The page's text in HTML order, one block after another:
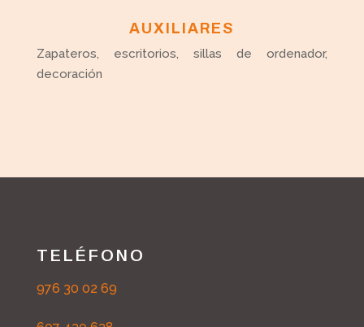
AUXILIARES
Zapateros, escritorios, sillas de ordenador,
decoración
TELÉFONO
976 30 02 69